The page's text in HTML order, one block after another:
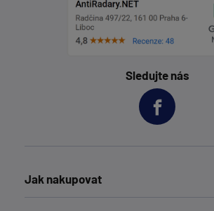
Sledujte nás
Jak nakupovat